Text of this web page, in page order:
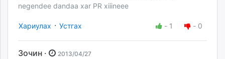
negendee dandaa xar PR xiiineee
Хариулах · Устгах - 1 - 0
Зочин · 2013/04/27